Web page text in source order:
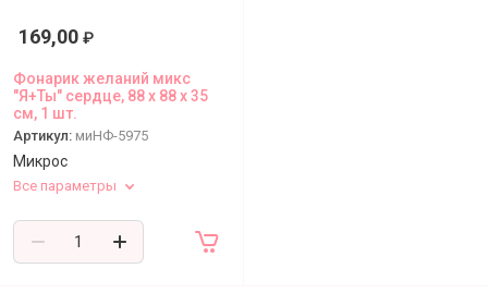
169,00 ₽
Фонарик желаний микс
"Я+Ты" сердце, 88 х 88 х 35
см, 1 шт.
Артикул: миНФ-5975
Микрос
Все параметры